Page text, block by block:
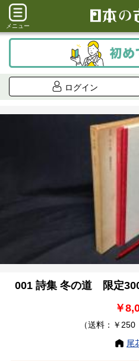
メニュー
ログイン
001 詩集 冬の道 限定
￥
（送料：￥250
尾